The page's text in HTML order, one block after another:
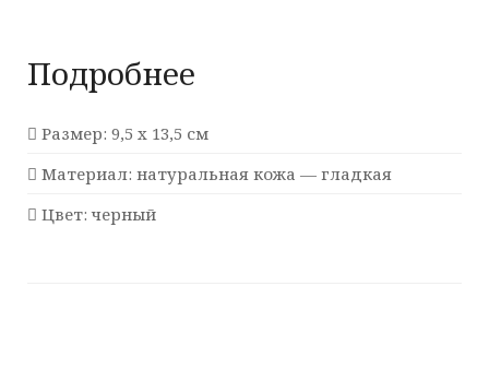
Подробнее
Размер: 9,5 х 13,5 см
Материал: натуральная кожа — гладкая
Цвет: черный